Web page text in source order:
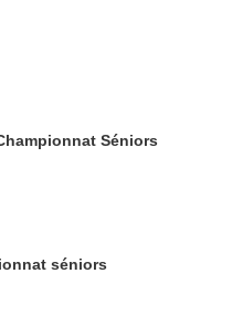
Séniors
séniors